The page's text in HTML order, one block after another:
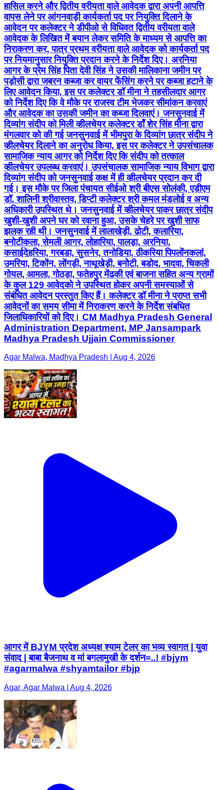
हासिल करने और द्वितीय वरीयता वाले आवेदक द्वारा अपनी आपत्ति
वापस लेने पर आंगनवाड़ी कार्यकर्ता पद पर नियुक्ति दिलाने के
आवेदन पर कलेक्टर ने डीपीओ से विधिवत द्वितीय वरीयता वाले
आवेदक के लिखित में बयान लेकर समिति के माध्यम से आपत्ति का
निराकरण कर, पात्र प्रथम वरीयता वाले आवेदक को कार्यकर्ता पद
पर नियमानुसार नियुक्ति प्रदान करने के निर्देश दिए। अरनिया
आगर के प्रेम सिंह पिता देवी सिंह ने उसकी मालिकाना जमीन पर
पड़ोसी द्वारा जबरन कब्जा कर वायर फेंसिंग करने पर कब्जा हटाने के
लिए आवेदन किया, इस पर कलेक्टर डॉ मीना ने तहसीलदार आगर
को निर्देश दिए कि वे मौके पर राजस्व टीम भेजकर सीमांकन करवाएं
और आवेदक का उसकी जमीन का कब्जा दिलवाएं। जनसुनवाई में
दिव्यांग संदीप को मिली व्हीलचेयर कलेक्टर डॉं शेर सिंह मीना द्वारा
मंगलवार को की गई जनसुनवाई में भीमपुरा के दिव्यांग छात्र संदीप ने
व्हीलचेयर दिलाने का अनुरोध किया, इस पर कलेक्टर ने उपसंचालक
सामाजिक न्याय आगर को निर्देश दिए कि संदीप को तत्काल
व्हीलचेयर उपलब्ध करवाएं। उपसंचालक सामाजिक न्याय विभाग द्वारा
दिव्यांग संदीप को जनसुनवाई कक्ष में ही व्हीलचेयर प्रदान कर दी
गई। इस मौके पर जिला पंचायत सीईओ श्री बीएस सोलंकी, एडीएम
डॉ. शालिनी श्रीवास्तव, डिप्टी कलेक्टर श्री कमल मंडलोई व अन्य
अधिकारी उपस्थित थे। जनसुनवाई में व्हीलचेयर पाकर छात्र संदीप
खुशी-खुशी अपने घर को रवाना हुआ, उसके चेहरे पर खुशी साफ
झलक रही थी। जनसुनवाई में लालाखेड़ी, ढोटी, कलारिया,
बनोटीकला, सेमली आगर, लोहारिया, पालड़ा, अरनिया,
कसाईदेहरिया, गरबडा, सुसनेर, तनोडिया, ठीकरिया पिपलोंनकलां,
उमरिया, टिकोंन, लोंगड़ी, नाथूखेड़ी, बनोेटी, बडोद, भादवा, चिकली
गोयल, आमला, गोठड़ा, फतेहपुर मेंढकी एवं बाजना सहित अन्य ग्रामों
के कुल 129 आवेदको ने उपस्थित होकर अपनी समस्याओं से
संबंधित आवेदन प्रस्तुत किए हैं। कलेक्टर डॉ मीना ने प्राप्त सभी
आवेदनों का समय सीमा में निराकरण करने के निर्देश संबधित
जिलाधिकारियों को दिए। CM Madhya Pradesh General
Administration Department, MP Jansampark
Madhya Pradesh Ujjain Commissioner
Agar Malwa, Madhya Pradesh | Aug 4, 2026
आगर में BJYM प्रदेश अध्यक्ष श्याम टेलर का भव्य स्वागत | युवा
संवाद | बाबा बैजनाथ व मां बगलामुखी के दर्शन=..! #bjym
#agarmalwa #shyamtailor #bjp
Agar, Agar Malwa | Aug 4, 2026